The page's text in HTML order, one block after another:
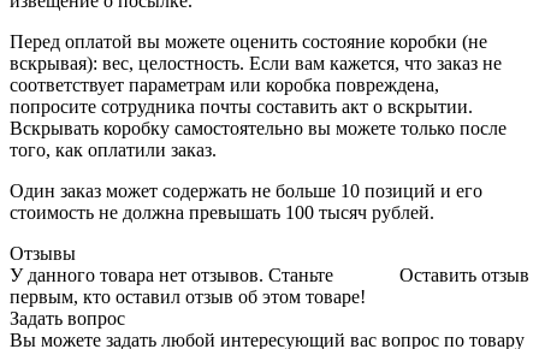
Перед оплатой вы можете оценить состояние коробки (не
вскрывая): вес, целостность. Если вам кажется, что заказ не
соответствует параметрам или коробка повреждена,
попросите сотрудника почты составить акт о вскрытии.
Вскрывать коробку самостоятельно вы можете только после
того, как оплатили заказ.
Один заказ может содержать не больше 10 позиций и его
стоимость не должна превышать 100 тысяч рублей.
Отзывы
Оставить отзыв
У данного товара нет отзывов. Станьте
первым, кто оставил отзыв об этом товаре!
Задать вопрос
Вы можете задать любой интересующий вас вопрос по товару